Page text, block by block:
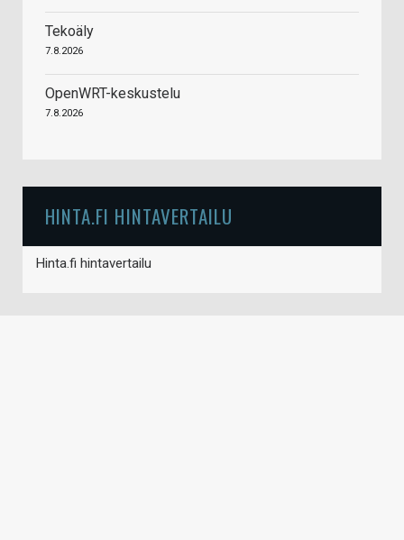
Tekoäly
7.8.2026
OpenWRT-keskustelu
7.8.2026
HINTA.FI HINTAVERTAILU
Hinta.fi hintavertailu